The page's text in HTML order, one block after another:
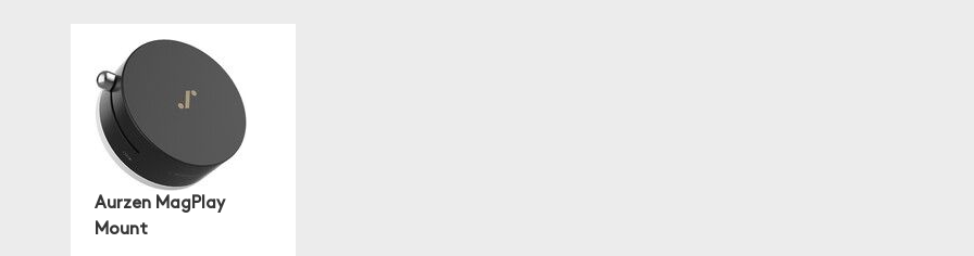
Aurzen MagPlay
Mount